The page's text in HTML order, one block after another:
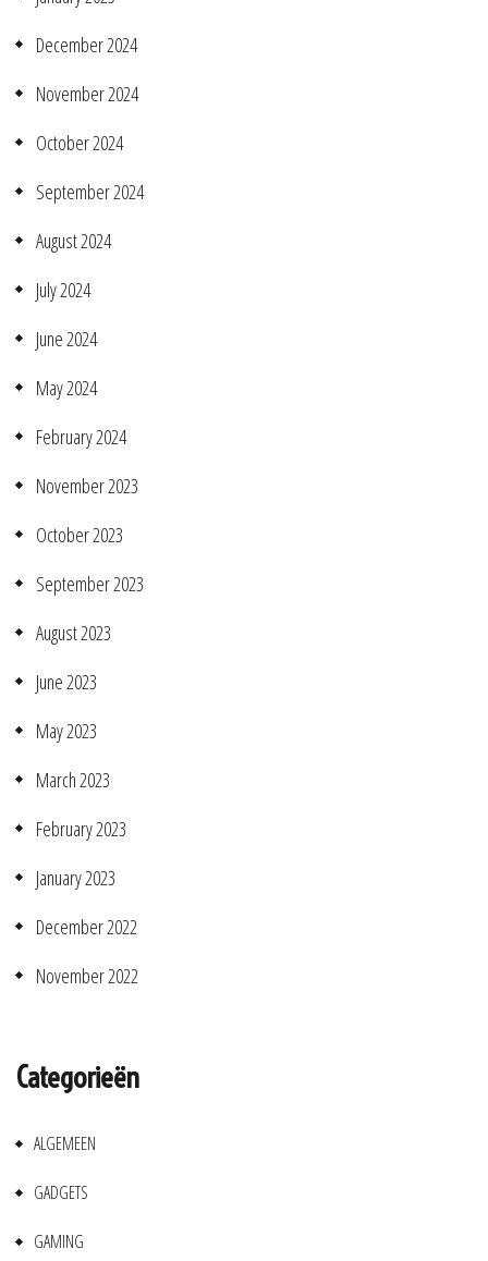
December 2024
November 2024
October 2024
September 2024
August 2024
July 2024
June 2024
May 2024
February 2024
November 2023
October 2023
September 2023
August 2023
June 2023
May 2023
March 2023
February 2023
January 2023
December 2022
November 2022
Categorieën
ALGEMEEN
GADGETS
GAMING